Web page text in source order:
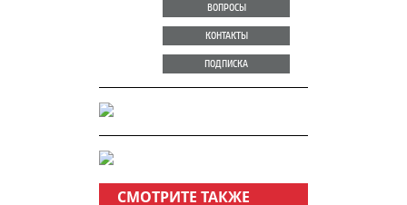
ВОПРОСЫ
КОНТАКТЫ
ПОДПИСКА
СМОТРИТЕ ТАКЖЕ